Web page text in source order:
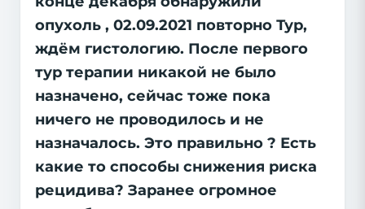
опухоль , 02.09.2021 повторно Тур,
ждём гистологию. После первого
тур терапии никакой не было
назначено, сейчас тоже пока
ничего не проводилось и не
назначалось. Это правильно ? Есть
какие то способы снижения риска
рецидива? Заранее огромное